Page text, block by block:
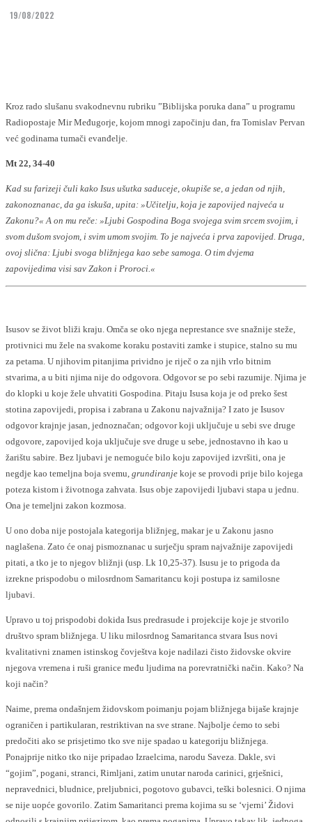
19/08/2022
Kroz rado slušanu svakodnevnu rubriku ”Biblijska poruka dana” u programu
Radiopostaje Mir Međugorje, kojom mnogi započinju dan, fra Tomislav Pervan
već godinama tumači evanđelje.
Mt 22, 34-40
Kad su farizeji čuli kako Isus ušutka saduceje, okupiše se, a jedan od njih,
zakonoznanac, da ga iskuša, upita: »Učitelju, koja je zapovijed najveća u
Zakonu?« A on mu reče: »Ljubi Gospodina Boga svojega svim srcem svojim, i
svom dušom svojom, i svim umom svojim. To je najveća i prva zapovijed. Druga,
ovoj slična: Ljubi svoga bližnjega kao sebe samoga. O tim dvjema
zapovijedima visi sav Zakon i Proroci.«
Isusov se život bliži kraju. Omča se oko njega neprestance sve snažnije steže,
protivnici mu žele na svakome koraku postaviti zamke i stupice, stalno su mu
za petama. U njihovim pitanjima prividno je riječ o za njih vrlo bitnim
stvarima, a u biti njima nije do odgovora. Odgovor se po sebi razumije. Njima je
do klopki u koje žele uhvatiti Gospodina. Pitaju Isusa koja je od preko šest
stotina zapovijedi, propisa i zabrana u Zakonu najvažnija? I zato je Isusov
odgovor krajnje jasan, jednoznačan; odgovor koji uključuje u sebi sve druge
odgovore, zapovijed koja uključuje sve druge u sebe, jednostavno ih kao u
žarištu sabire. Bez ljubavi je nemoguće bilo koju zapovijed izvršiti, ona je
negdje kao temeljna boja svemu, grundiranje koje se provodi prije bilo kojega
poteza kistom i životnoga zahvata. Isus obje zapovijedi ljubavi stapa u jednu.
Ona je temeljni zakon kozmosa.
U ono doba nije postojala kategorija bližnjeg, makar je u Zakonu jasno
naglašena. Zato će onaj pismoznanac u surječju spram najvažnije zapovijedi
pitati, a tko je to njegov bližnji (usp. Lk 10,25-37). Isusu je to prigoda da
izrekne prispodobu o milosrdnom Samaritancu koji postupa iz samilosne
ljubavi.
Upravo u toj prispodobi dokida Isus predrasude i projekcije koje je stvorilo
društvo spram bližnjega. U liku milosrdnog Samaritanca stvara Isus novi
kvalitativni znamen istinskog čovještva koje nadilazi čisto židovske okvire
njegova vremena i ruši granice među ljudima na porevratnički način. Kako? Na
koji način?
Naime, prema ondašnjem židovskom poimanju pojam bližnjega bijaše krajnje
ograničen i partikularan, restriktivan na sve strane. Najbolje ćemo to sebi
predočiti ako se prisjetimo tko sve nije spadao u kategoriju bližnjega.
Ponajprije nitko tko nije pripadao Izraelcima, narodu Saveza. Dakle, svi
“gojim”, pogani, stranci, Rimljani, zatim unutar naroda carinici, grješnici,
nepravednici, bludnice, preljubnici, pogotovo gubavci, teški bolesnici. O njima
se nije uopće govorilo. Zatim Samaritanci prema kojima su se ‘vjerni’ Židovi